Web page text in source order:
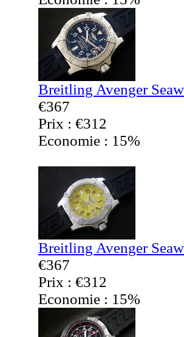
Breitling Avenger
€367
Prix : €312
Economie : 15%
Breitling Avenger
€367
Prix : €312
Economie : 15%